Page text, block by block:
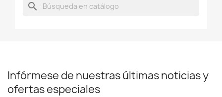
search
Infórmese de nuestras últimas noticias y
ofertas especiales